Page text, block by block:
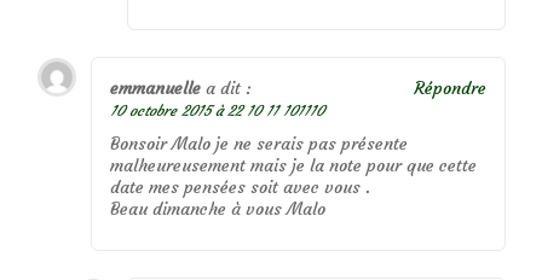
emmanuelle a dit :
10 octobre 2015 à 22 10 11 101110
Bonsoir Malo je ne serais pas présente
malheureusement mais je la note pour que cette
date mes pensées soit avec vous .
Beau dimanche à vous Malo
Répondre